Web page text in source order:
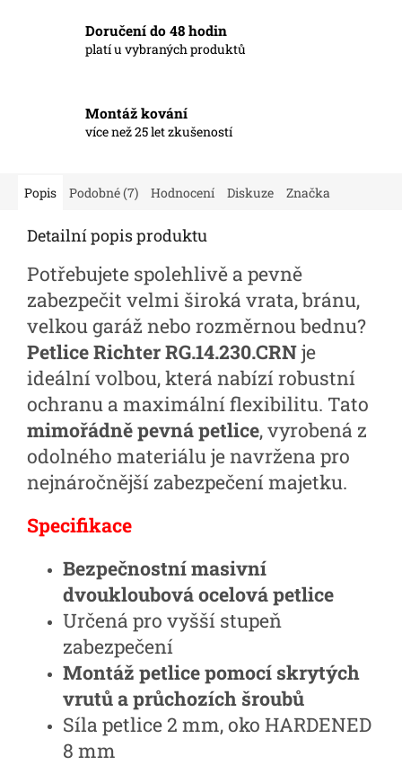
Doručení do 48 hodin
platí u vybraných produktů
Montáž kování
více než 25 let zkušeností
Popis Podobné (7) Hodnocení Diskuze Značka
Detailní popis produktu
Potřebujete spolehlivě a pevně
zabezpečit velmi široká vrata, bránu,
velkou garáž nebo rozměrnou bednu?
Petlice Richter RG.14.230.CRNje
ideální volbou, která nabízí robustní
ochranu a maximální flexibilitu. Tato
mimořádně pevná petlice, vyrobená z
odolného materiálu je navržena pro
nejnáročnější zabezpečení majetku.
Specifikace
Bezpečnostní masivní
dvoukloubová ocelová petlice
Určená pro vyšší stupeň
zabezpečení
Montáž petlice pomocí skrytých
vrutů a průchozích šroubů
Síla petlice 2 mm, oko HARDENED
8 mm